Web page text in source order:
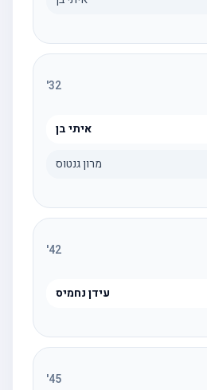
32
'
איתי בן
מרון גנטוס
42
'
עידן נחמיס
45
'